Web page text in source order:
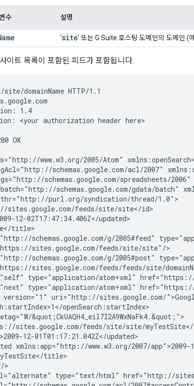
수 설명
'site' 또는 G Suite 호스팅 도메인의 도메인 (
사이트 목록이 포함된 피드가 포함됩니다.
site/domainName HTTP/1.1
1.4
<your authorization header here>
OK
www.w3.org/2005/Atom"
schemas.google.com/acl/2007"
schemas.google.com/spreadsheets/
schemas.google.com/gdata/batch"
purl.org/syndication/thread/1.0">
sites.google.com/feeds/site/site</id>
12-02T17:47:34.406Z</updated>
title>
schemas.google.com/g/2005#feed"
sites.google.com/feeds/site/site"/>
schemas.google.com/g/2005#post"
sites.google.com/feeds/feeds/site/
type="application/atom+xml"
type="application/atom+xml"
version="1" uri="http://sites.google.com/
openSearch:startIndex>
&quot;CkUAQH4_eil7I2A9WxNaFk4.&quot;">
sites.google.com/feeds/site/
site/myTestSite
12-01T01:17:21.042Z</updated>
xmlns:app="http://www.w3.org/2007/
</title>
>
type="text/html" href="http://